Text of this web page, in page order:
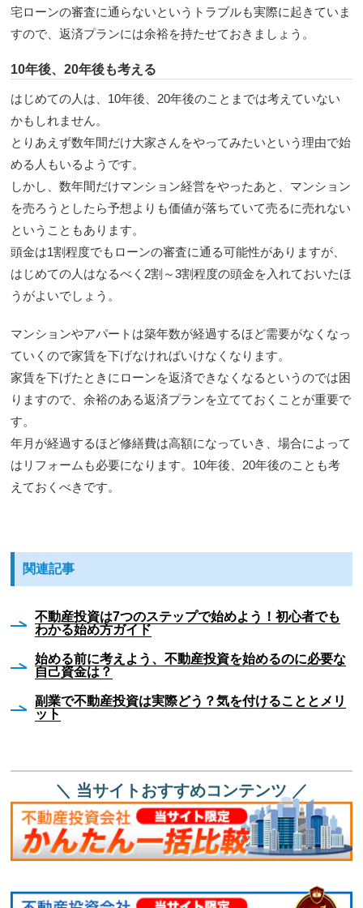
宅ローンの審査に通らないというトラブルも実際に起きていま
すので、返済プランには余裕を持たせておきましょう。
10年後、20年後も考える
はじめての人は、10年後、20年後のことまでは考えていない
かもしれません。
とりあえず数年間だけ大家さんをやってみたいという理由で始
める人もいるようです。
しかし、数年間だけマンション経営をやったあと、マンション
を売ろうとしたら予想よりも価値が落ちていて売るに売れない
ということもあります。
頭金は1割程度でもローンの審査に通る可能性がありますが、
はじめての人はなるべく2割～3割程度の頭金を入れておいたほ
うがよいでしょう。
マンションやアパートは築年数が経過するほど需要がなくなっ
ていくので家賃を下げなければいけなくなります。
家賃を下げたときにローンを返済できなくなるというのでは困
りますので、余裕のある返済プランを立てておくことが重要で
す。
年月が経過するほど修繕費は高額になっていき、場合によって
はリフォームも必要になります。10年後、20年後のことも考
えておくべきです。
関連記事
不動産投資は7つのステップで始めよう！初心者でも
わかる始め方ガイド
始める前に考えよう、不動産投資を始めるのに必要な
自己資金は？
副業で不動産投資は実際どう？気を付けることとメリ
ット
＼ 当サイトおすすめコンテンツ ／